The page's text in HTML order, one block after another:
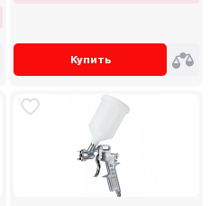
Купить